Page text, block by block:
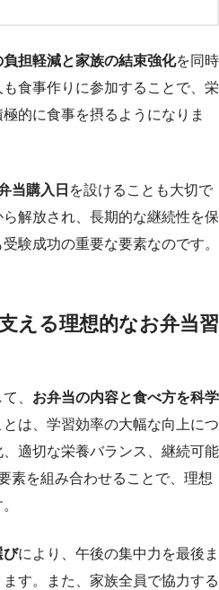
負担軽減と家族の結束強化を同時
食事作りに参加することで、栄
的に食事を摂るようになりま
当購入日 を設けることも大切で
解放され、長期的な継続性を保
験成功の重要な要素なのです。
える理想的なお弁当習
、 お弁当の内容と食べ方を科学
とは、学習効率の大幅な向上につ
適切な栄養バランス、継続可能
素を組み合わせることで、理想
びにより、午後の集中力を最後ま
す。また、家族全員で協力する